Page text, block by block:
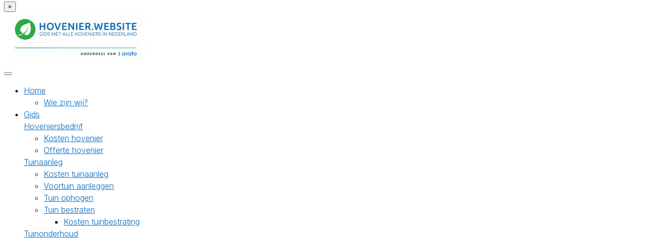
×
Home
Wie zijn wij?
Gids
Hoveniersbedrijf
Kosten hovenier
Offerte hovenier
Tuinaanleg
Kosten tuinaanleg
Voortuin aanleggen
Tuin ophogen
Tuin bestraten
Kosten tuinbestrating
Tuinonderhoud